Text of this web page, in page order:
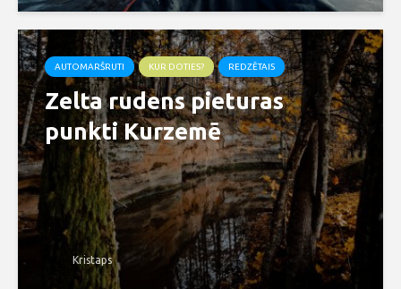
AUTOMARŠRUTI KUR DOTIES? REDZĒTAIS
Zelta rudens pieturas
punkti Kurzemē
Kristaps